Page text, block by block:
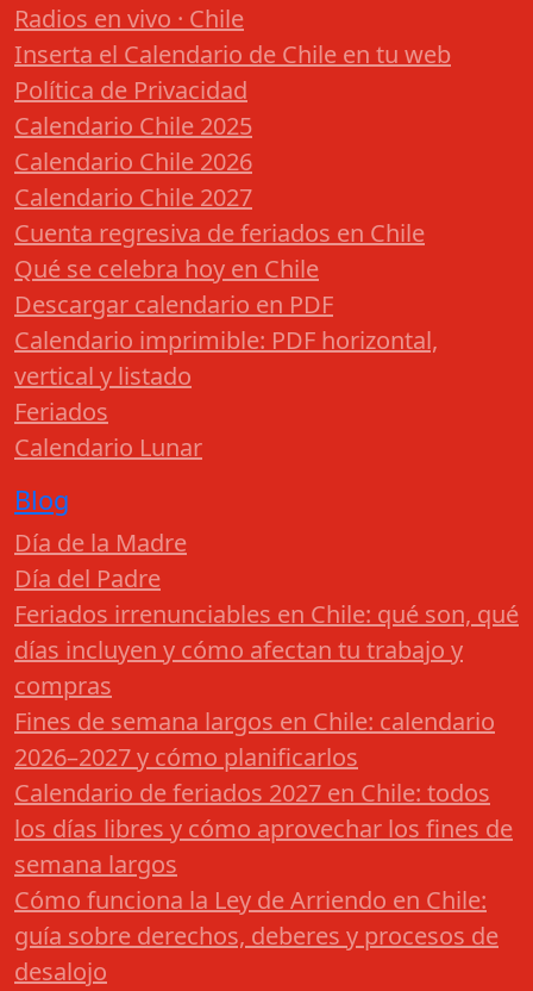
Radios en vivo · Chile
Inserta el Calendario de Chile en tu web
Política de Privacidad
Calendario Chile 2025
Calendario Chile 2026
Calendario Chile 2027
Cuenta regresiva de feriados en Chile
Qué se celebra hoy en Chile
Descargar calendario en PDF
Calendario imprimible: PDF horizontal,
vertical y listado
Feriados
Calendario Lunar
Blog
Día de la Madre
Día del Padre
Feriados irrenunciables en Chile: qué son, qué
días incluyen y cómo afectan tu trabajo y
compras
Fines de semana largos en Chile: calendario
2026–2027 y cómo planificarlos
Calendario de feriados 2027 en Chile: todos
los días libres y cómo aprovechar los fines de
semana largos
Cómo funciona la Ley de Arriendo en Chile:
guía sobre derechos, deberes y procesos de
desalojo